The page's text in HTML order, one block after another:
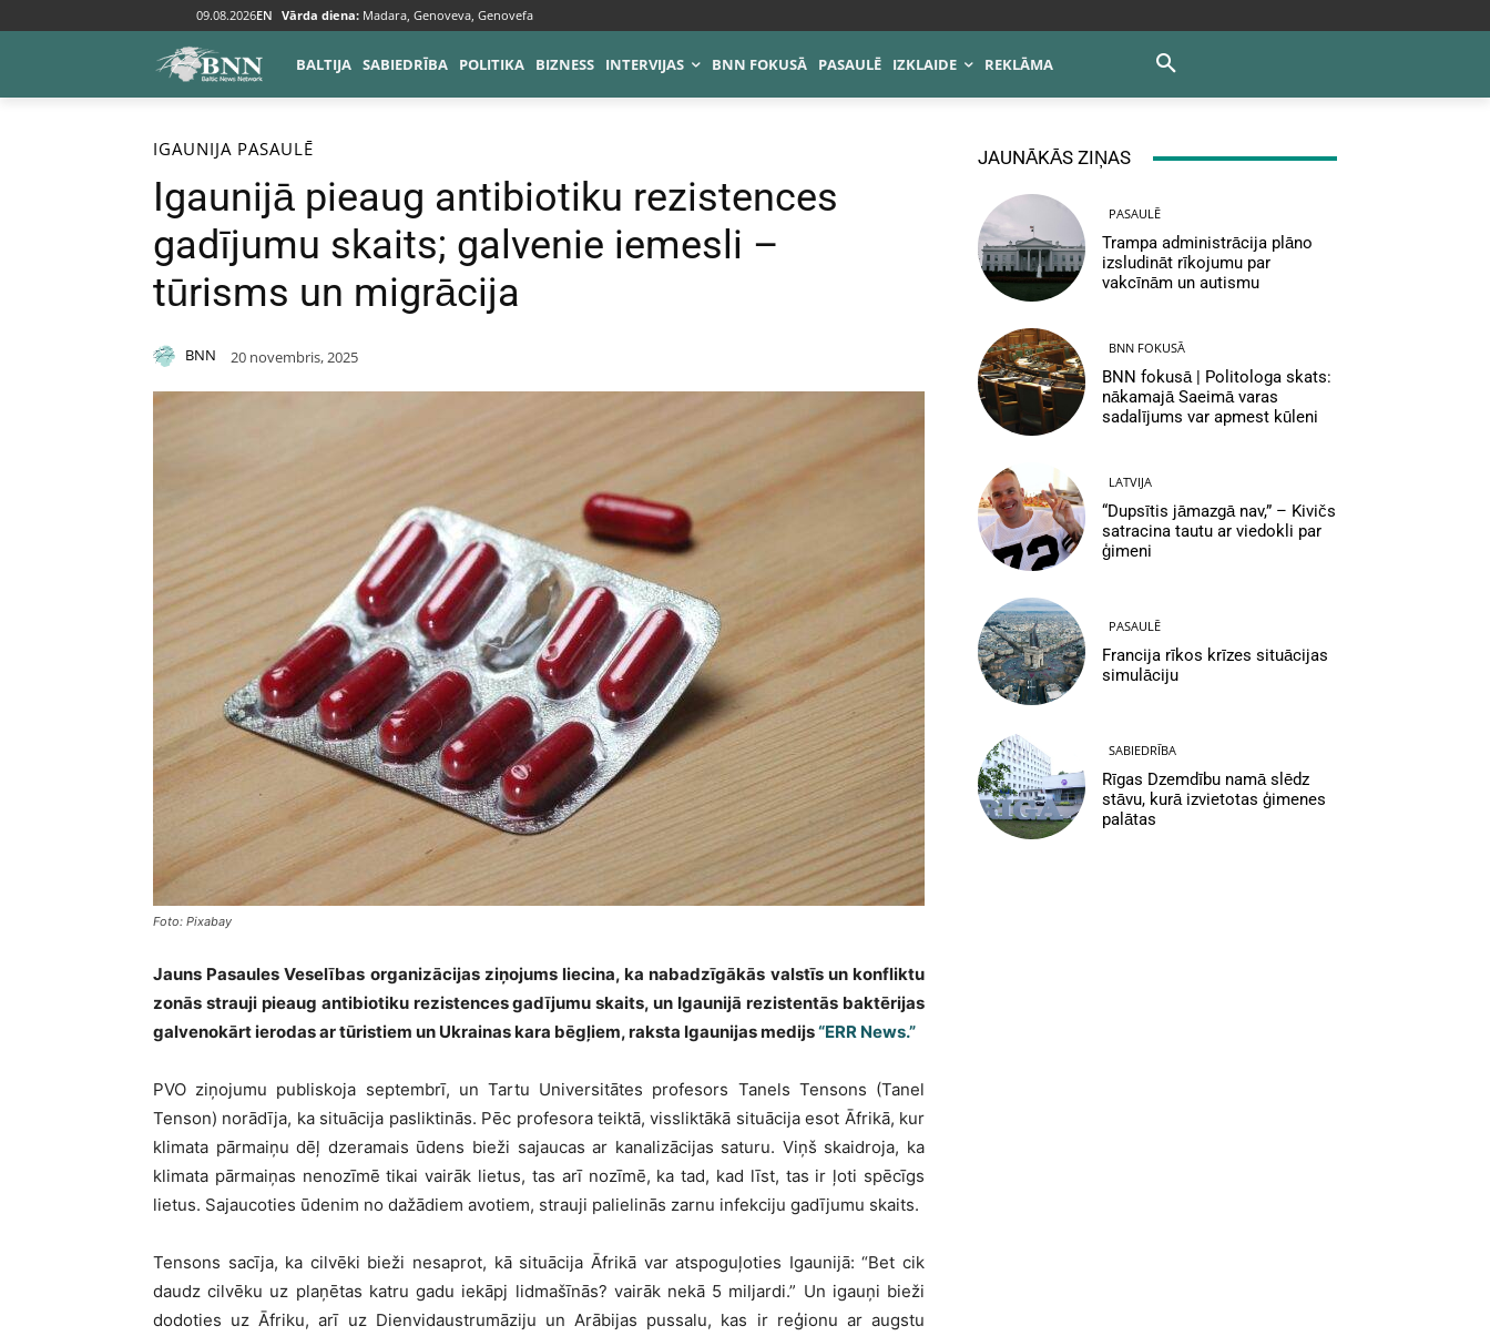
09.08.2026EN Vārda diena: Madara, Genoveva, Genovefa
BALTIJA SABIEDRĪBA POLITIKA BIZNESS INTERVIJAS BNN FOKUSĀ PASAULĒ IZKLAIDE REKLĀMA
Sākums Baltija Igaunija
IGAUNIJA PASAULĒ
Igaunijā pieaug antibiotiku rezistences
gadījumu skaits; galvenie iemesli –
tūrisms un migrācija
BNN 20 novembris, 2025
Foto: Pixabay
Jauns Pasaules Veselības organizācijas ziņojums liecina, ka nabadzīgākās valstīs un konfliktu
zonās strauji pieaug antibiotiku rezistences gadījumu skaits, un Igaunijā rezistentās baktērijas
galvenokārt ierodas ar tūristiem un Ukrainas kara bēgļiem, raksta Igaunijas medijs“ERR News.”
PVO ziņojumu publiskoja septembrī, un Tartu Universitātes profesors Tanels Tensons (Tanel
Tenson) norādīja, ka situācija pasliktinās. Pēc profesora teiktā, vissliktākā situācija esot Āfrikā, kur
klimata pārmaiņu dēļ dzeramais ūdens bieži sajaucas ar kanalizācijas saturu. Viņš skaidroja, ka
klimata pārmaiņas nenozīmē tikai vairāk lietus, tas arī nozīmē, ka tad, kad līst, tas ir ļoti spēcīgs
lietus. Sajaucoties ūdenim no dažādiem avotiem, strauji palielinās zarnu infekciju gadījumu skaits.
Tensons sacīja, ka cilvēki bieži nesaprot, kā situācija Āfrikā var atspoguļoties Igaunijā: “Bet cik
daudz cilvēku uz plaņētas katru gadu iekāpj lidmašīnās? vairāk nekā 5 miljardi.” Un igauņi bieži
dodoties uz Āfriku, arī uz Dienvidaustrumāziju un Arābijas pussalu, kas ir reģionu ar augstu
JAUNĀKĀS ZIŅAS
PASAULĒ
Trampa administrācija plāno
izsludināt rīkojumu par
vakcīnām un autismu
BNN FOKUSĀ
BNN fokusā | Politologa skats:
nākamajā Saeimā varas
sadalījums var apmest kūleni
LATVIJA
“Dupsītis jāmazgā nav,” – Kivičs
satracina tautu ar viedokli par
ģimeni
PASAULĒ
Francija rīkos krīzes situācijas
simulāciju
SABIEDRĪBA
Rīgas Dzemdību namā slēdz
stāvu, kurā izvietotas ģimenes
palātas